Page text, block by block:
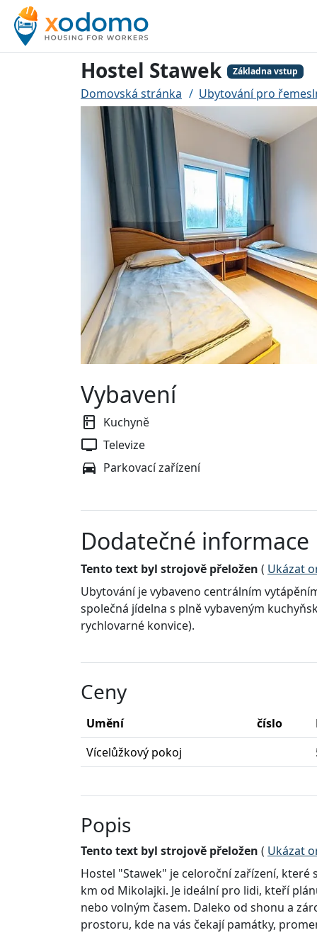
Hostel Stawek Základna vstup
Domovská stránka Ubytování pro
Vybavení
Kuchyně
Televize
Parkovací zařízení
Dodatečné informace
Tento text byl strojově přeložen ( Ukázat
Ubytování je vybaveno centrálním
společná jídelna s plně vybaveným
rychlovarné konvice).
Ceny
Umění číslo
Vícelůžkový pokoj
Popis
Tento text byl strojově přeložen ( Ukázat
Hostel "Stawek" je celoroční zařízení, které
km od Mikolajki. Je ideální pro lidi, kteří
nebo volným časem. Daleko od shonu a
prostoru, kde na vás čekají památky,